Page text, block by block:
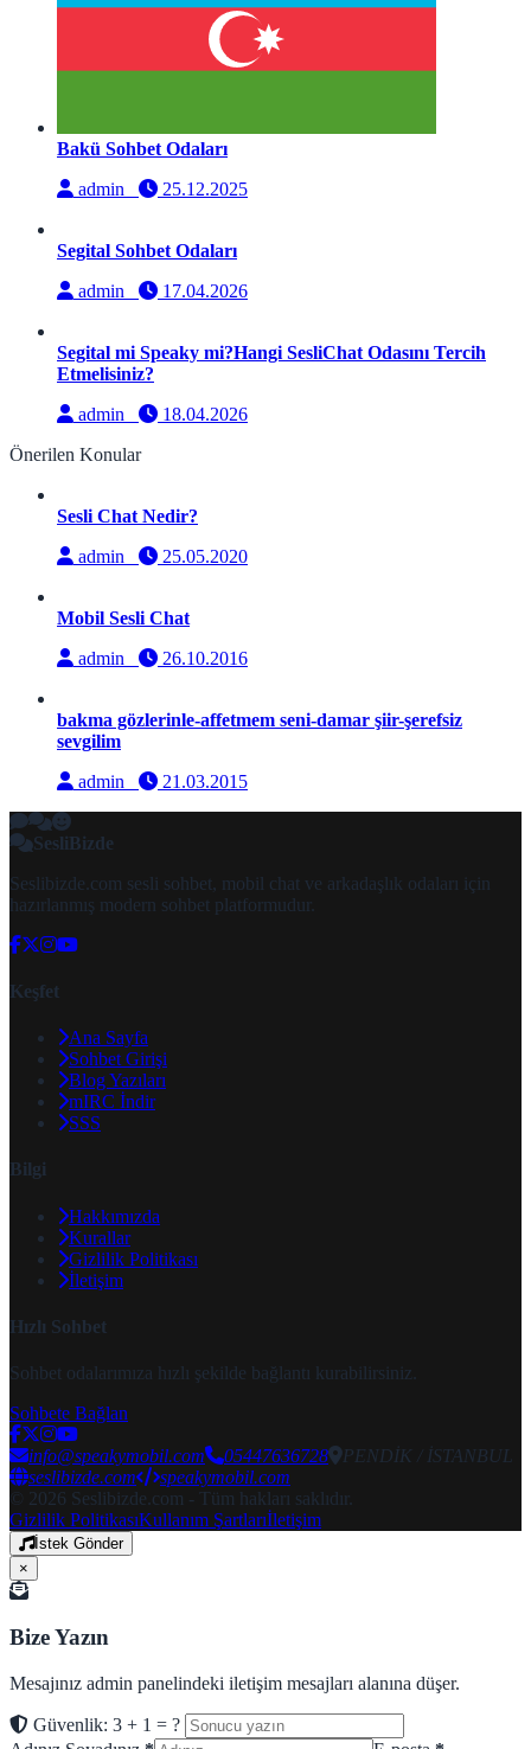
Bakü Sohbet Odaları
admin
25.12.2025
Segital Sohbet Odaları
admin
17.04.2026
Segital mi Speaky mi?Hangi SesliChat Odasını Tercih
Etmelisiniz?
admin
18.04.2026
Önerilen Konular
Sesli Chat Nedir?
admin
25.05.2020
Mobil Sesli Chat
admin
26.10.2016
bakma gözlerinle-affetmem seni-damar şiir-şerefsiz
sevgilim
admin
21.03.2015
SesliBizde
Seslibizde.com sesli sohbet, mobil chat ve arkadaşlık odaları için
hazırlanmış modern sohbet platformudur.
Keşfet
Ana Sayfa
Sohbet Girişi
Blog Yazıları
mIRC İndir
SSS
Bilgi
Hakkımızda
Kurallar
Gizlilik Politikası
İletişim
Hızlı Sohbet
Sohbet odalarımıza hızlı şekilde bağlantı kurabilirsiniz.
Sohbete Bağlan
info@speakymobil.com 05447636728
PENDİK / İSTANBUL
seslibizde.com
speakymobil.com
© 2026 Seslibizde.com - Tüm hakları saklıdır.
Gizlilik PolitikasıKullanım Şartlarıİletişim
İstek Gönder
×
Bize Yazın
Mesajınız admin panelindeki iletişim mesajları alanına düşer.
Güvenlik: 3 + 1 = ?